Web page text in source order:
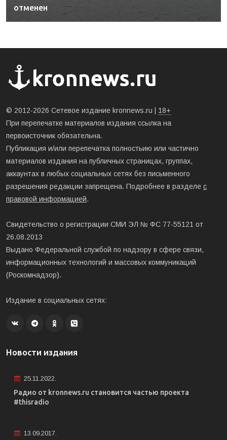
отменен
© 2012-2026 Сетевое издание kronnews.ru | 18+
При перепечатке материалов издания ссылка на
первоисточник обязательна.
Публикация и/или перепечатка полностьию или частично
материалов издания на публичных страницах, группах,
аккаунтах в любых социальных сетях без письменного
разрешения редакции запрещена. Подробнее в разделе с
правовой информацией.
Свидетельство о регистрации СМИ ЭЛ № ФС 77-55121 от
26.08.2013
Выдано Федеральной службой по надзору в сфере связи,
информационных технологий и массовых коммуникаций
(Роскомнадзор).
Издание в социальных сетях:
Новости издания
25.11.2022.
Радио от kronnews.ru становится частью проекта
#thisradio
13.09.2017.